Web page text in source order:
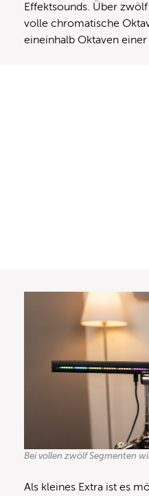
Effektsounds. Über
volle chromatische
eineinhalb Oktaven
Bei vollen zwölf Segmenten
Als kleines Extra ist es